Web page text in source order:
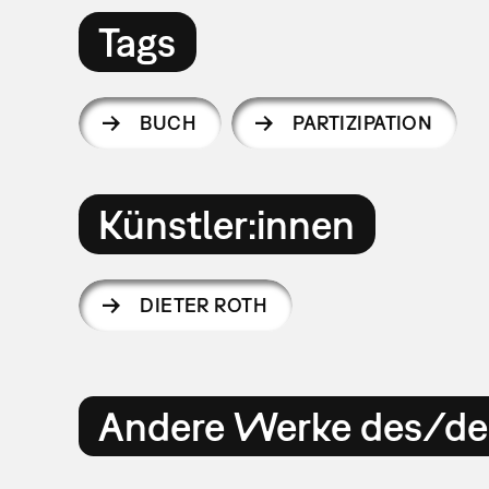
Tags
BUCH PARTIZIPATION
Künstler:innen
DIETER ROTH
Andere Werke des/